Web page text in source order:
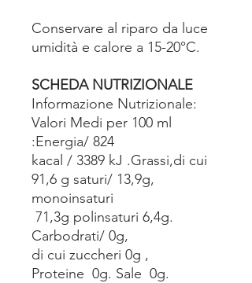
Conservare al riparo da luce
umidità e calore a 15-20°C.
SCHEDA NUTRIZIONALE
Informazione Nutrizionale:
Valori Medi per 100 ml
:Energia/ 824
kacal / 3389 kJ .Grassi,di cui
91,6 g saturi/ 13,9g,
monoinsaturi
71,3g polinsaturi 6,4g.
Carbodrati/ 0g,
di cui zuccheri 0g ,
Proteine 0g. Sale 0g.